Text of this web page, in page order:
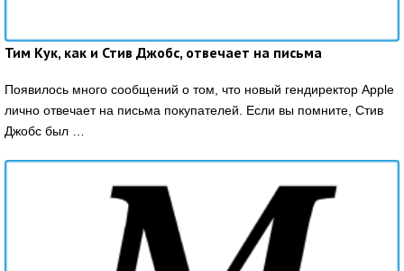
Тим Кук, как и Стив Джобс, отвечает на письма
Появилось много сообщений о том, что новый гендиректор Apple
лично отвечает на письма покупателей. Если вы помните, Стив
Джобс был …